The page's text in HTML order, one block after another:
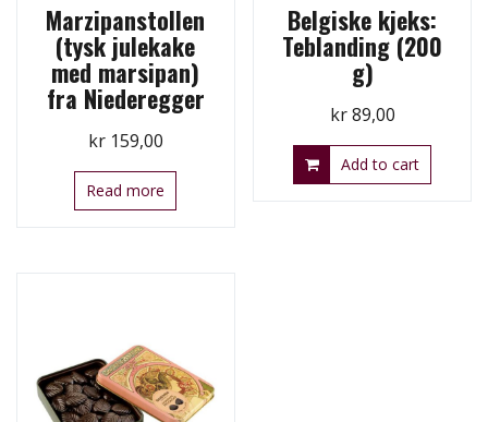
Marzipanstollen
(tysk julekake
med marsipan)
fra Niederegger
kr159,00
Read more
Belgiske kjeks:
Teblanding (200
g)
kr89,00
Add to cart